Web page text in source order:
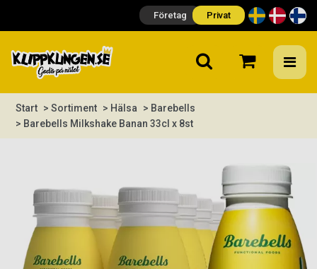
Företag Privat
Start > Sortiment > Hälsa
> Barebells
> Barebells Milkshake Banan 33cl x 8st